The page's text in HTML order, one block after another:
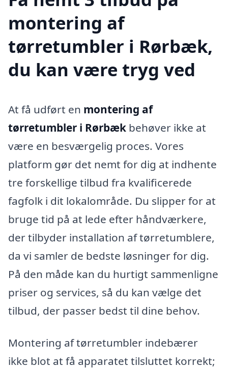
montering af
tørretumbler i Rørbæk,
du kan være tryg ved
At få udført en montering af
tørretumbler i Rørbæk behøver ikke at
være en besværgelig proces. Vores
platform gør det nemt for dig at indhente
tre forskellige tilbud fra kvalificerede
fagfolk i dit lokalområde. Du slipper for at
bruge tid på at lede efter håndværkere,
der tilbyder installation af tørretumblere,
da vi samler de bedste løsninger for dig.
På den måde kan du hurtigt sammenligne
priser og services, så du kan vælge det
tilbud, der passer bedst til dine behov.
Montering af tørretumbler indebærer
ikke blot at få apparatet tilsluttet korrekt;